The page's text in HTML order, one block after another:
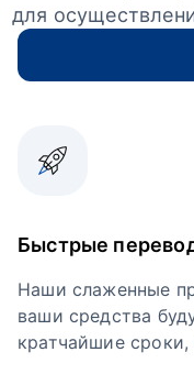
для
Быстрые
Наши слаженные
ваши средства
кратчайшие